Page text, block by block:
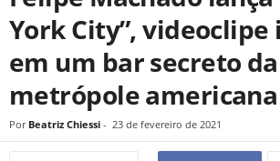
York City”,
em um bar secreto da
metrópole americana
Por Beatriz Chiessi - 23 de fevereiro de 2021